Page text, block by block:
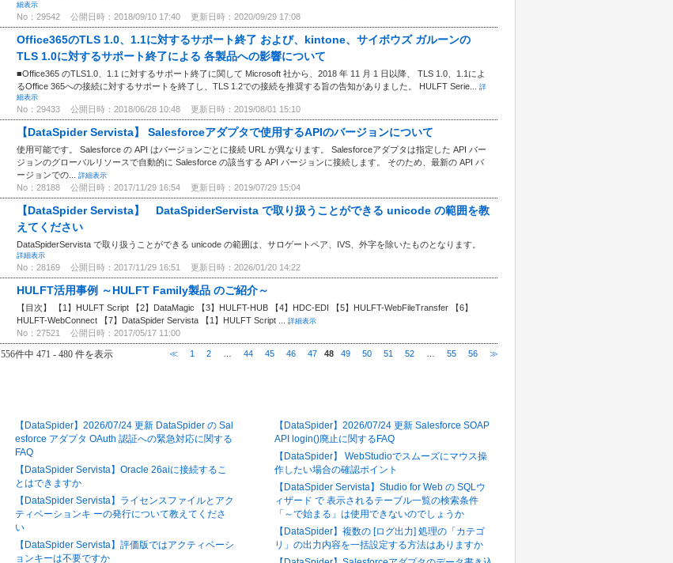
細表示
No：29542 公開日時：2018/09/10 17:40 更新日時：2020/09/29 17:08
Office365のTLS 1.0、1.1に対するサポート終了 および、kintone、サイボウズ ガルーンの
TLS 1.0に対するサポート終了による 各製品への影響について
■Office365 のTLS1.0、1.1 に対するサポート終了に関して Microsoft 社から、2018 年 11 月 1 日以降、 TLS 1.0、1.1によ
るOffice 365への接続に対するサポートを終了し、TLS 1.2での接続を推奨する旨の告知がありました。 HULFT Serie...
詳
細表示
No：29433 公開日時：2018/06/28 10:48 更新日時：2019/08/01 15:10
【DataSpider Servista】 Salesforceアダプタで使用するAPIのバージョンについて
使用可能です。 Salesforce の API はバージョンごとに接続 URL が異なります。 Salesforceアダプタは指定した API バー
ジョンのグローバルリソースで自動的に Salesforce の該当する API バージョンに接続します。 そのため、最新の API バ
ージョンでの...
詳細表示
No：28188 公開日時：2017/11/29 16:54 更新日時：2019/07/29 15:04
【DataSpider Servista】 DataSpiderServista で取り扱うことができる unicode の範囲を教
えてください
DataSpiderServista で取り扱うことができる unicode の範囲は、サロゲートペア、IVS、外字を除いたものとなります。
詳細表示
No：28169 公開日時：2017/11/29 16:51 更新日時：2026/01/20 14:22
HULFT活用事例 ～HULFT Family製品 のご紹介～
【目次】 【1】HULFT Script 【2】DataMagic 【3】HULFT-HUB 【4】HDC-EDI 【5】HULFT-WebFileTransfer 【6】
HULFT-WebConnect 【7】DataSpider Servista 【1】HULFT Script ...
詳細表示
No：27521 公開日時：2017/05/17 11:00
556件中 471 - 480 件を表示 ≪ 1 2 44 45 46 47 48 49 50 51 52 55 56 ≫
【DataSpider】2026/07/24 更新 DataSpider の Sal
esforce アダプタ OAuth 認証への緊急対応に関する
FAQ
【DataSpider Servista】Oracle 26aiに接続するこ
とはできますか
【DataSpider Servista】ライセンスファイルとアク
ティベーションキ ーの発行について教えてくださ
い
【DataSpider Servista】評価版ではアクティベーシ
ョンキーは不要ですか
【DataSpider】2026/07/24 更新 Salesforce SOAP
API login()廃止に関するFAQ
【DataSpider】 WebStudioでスムーズにマウス操
作したい場合の確認ポイント
【DataSpider Servista】Studio for Web の SQLウ
ィザード で 表示されるテーブル一覧の検索条件
「～で始まる」は使用できないのでしょうか
【DataSpider】複数の [ログ出力] 処理の「カテゴ
リ」の出力内容を一括設定する方法はありますか